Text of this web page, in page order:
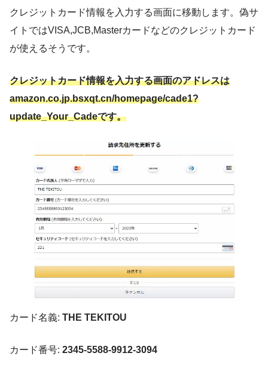
クレジットカード情報を入力する画面に移動します。偽サ
イトではVISA,JCB,Masterカードなどのクレジットカード
が使えるそうです。
クレジットカード情報を入力する画面のアドレスは
amazon.co.jp.bsxqt.cn/homepage/cade1?
update_Your_Cadeです。
カード名義: THE TEKITOU
カード番号: 2345-5588-9912-3094